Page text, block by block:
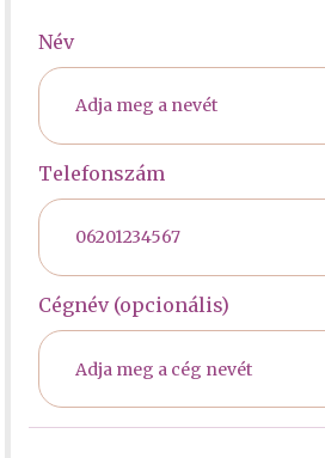
Név
Telefonszám
Cégnév (opcionális)